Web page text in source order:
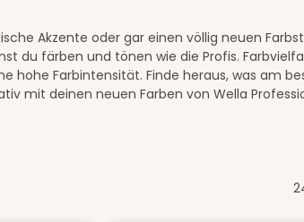
Akzente oder gar einen völlig neuen
du färben und tönen wie die Profis.
hohe Farbintensität. Finde heraus, was am
mit deinen neuen Farben von Wella